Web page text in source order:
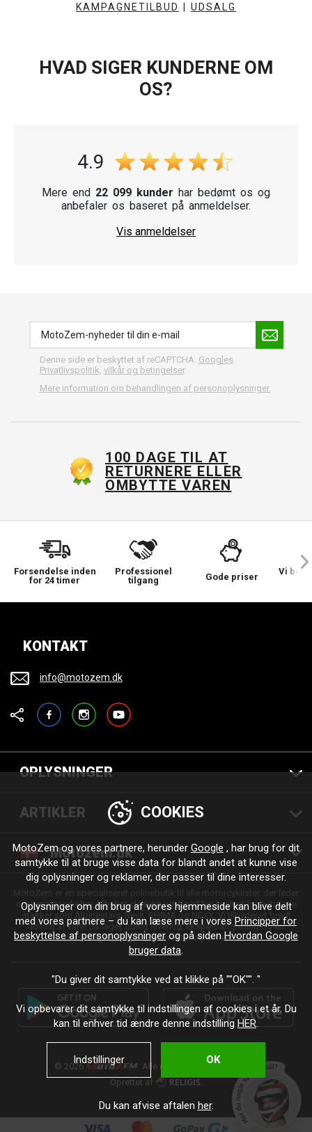
KAMPAGNETILBUD UDSALG
HVAD SIGER KUNDERNE OM
OS?
4.9
Mere end 22 099 kunder har bedømt os og
anbefaler os baseret på anmeldelser.
Vis anmeldelser
Denne side er beskyttet af reCAPTCHA. Googles
Privatlivspolitik vilkår og betingelser.
Mere information om behandlingen af personoplysninger.
100 DAGE TIL AT
RETURNERE ELLER
OMBYTTE VAREN
Forsendelse inden
for 24 timer
Professionel
tilgang
Gode priser
Vi
KONTAKT
info@motozem.dk
FacebookInstagramYouTube
OPLYSNINGER
ARTIKLER
Motozem.dk
efter motorcykeltøj, tilbehør, dele og udstyr af høj kvalitet fra betroede
mærker som Alpinestars, Revit, SHIMA og NEXX. Vi tilbyder et bredt
udvalg af varer på lager, hurtig levering, ekspertrådgivning og en
personlig tilgang – til enhver tur og enhver stil.
© 2026
. Alle rettigheder forbeholdes.
Oprettet af
.
COOKIES
MotoZem og vores partnere, herunder Google , har brug for dit
samtykke til at bruge visse data for blandt andet at kunne vise
dig oplysninger og reklamer, der passer til dine interesser.
Oplysninger om din brug af vores hjemmeside kan blive delt
med vores partnere – du kan læse mere i vores Principper for
beskyttelse af personoplysninger og på siden Hvordan Google
bruger data.
"Du giver dit samtykke ved at klikke på ""OK"". "
Vi opbevarer dit samtykke til indstillingen af cookies i et år. Du
kan til enhver tid ændre denne indstilling HER.
Indstillinger OK
Du kan afvise aftalen her.